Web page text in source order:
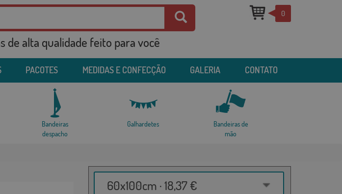
de alta qualidade feito para você
0
PACOTES MEDIDAS E CONFECÇÃO GALERIA CONTATO
Bandeiras
despacho
Galhardetes
Bandeiras de
mão
60x100cm · 18,37 €